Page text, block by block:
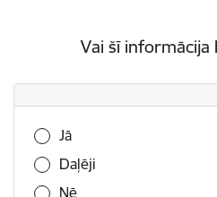
Vai šī informācija
Vai šī informācija bija
Jā
Daļēji
Nē